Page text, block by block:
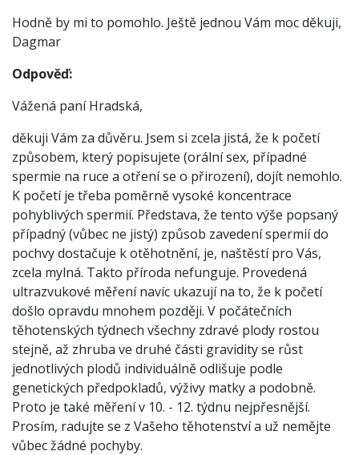
Hodně by mi to pomohlo. Ještě jednou Vám moc děkuji,
Dagmar
Odpověď:
Vážená paní Hradská,
děkuji Vám za důvěru. Jsem si zcela jistá, že k početí
způsobem, který popisujete (orální sex, případné
spermie na ruce a otření se o přirození), dojít nemohlo.
K početí je třeba poměrně vysoké koncentrace
pohyblivých spermií. Představa, že tento výše popsaný
případný (vůbec ne jistý) způsob zavedení spermií do
pochvy dostačuje k otěhotnění, je, naštěstí pro Vás,
zcela mylná. Takto příroda nefunguje. Provedená
ultrazvukové měření navíc ukazují na to, že k početí
došlo opravdu mnohem později. V počátečních
těhotenských týdnech všechny zdravé plody rostou
stejně, až zhruba ve druhé části gravidity se růst
jednotlivých plodů individuálně odlišuje podle
genetických předpokladů, výživy matky a podobně.
Proto je také měření v 10. - 12. týdnu nejpřesnější.
Prosím, radujte se z Vašeho těhotenství a už nemějte
vůbec žádné pochyby.